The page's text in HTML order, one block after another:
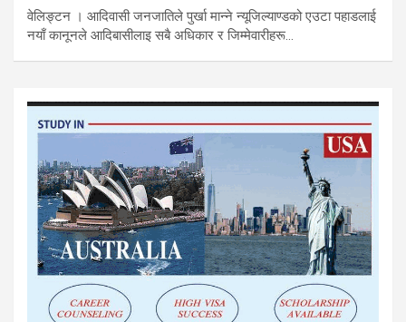
वेलिङ्टन । आदिवासी जनजातिले पुर्खा मान्ने न्यूजिल्याण्डको एउटा पहाडलाई
नयाँ कानूनले आदिबासीलाइ सबै अधिकार र जिम्मेवारीहरू…